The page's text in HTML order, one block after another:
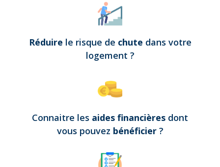
Réduire le risque de chute dans votre
logement ?
Connaitre les aides financières dont
vous pouvez bénéficier ?